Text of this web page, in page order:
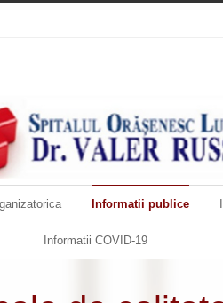
Informatii publice
Informatii COVID-19